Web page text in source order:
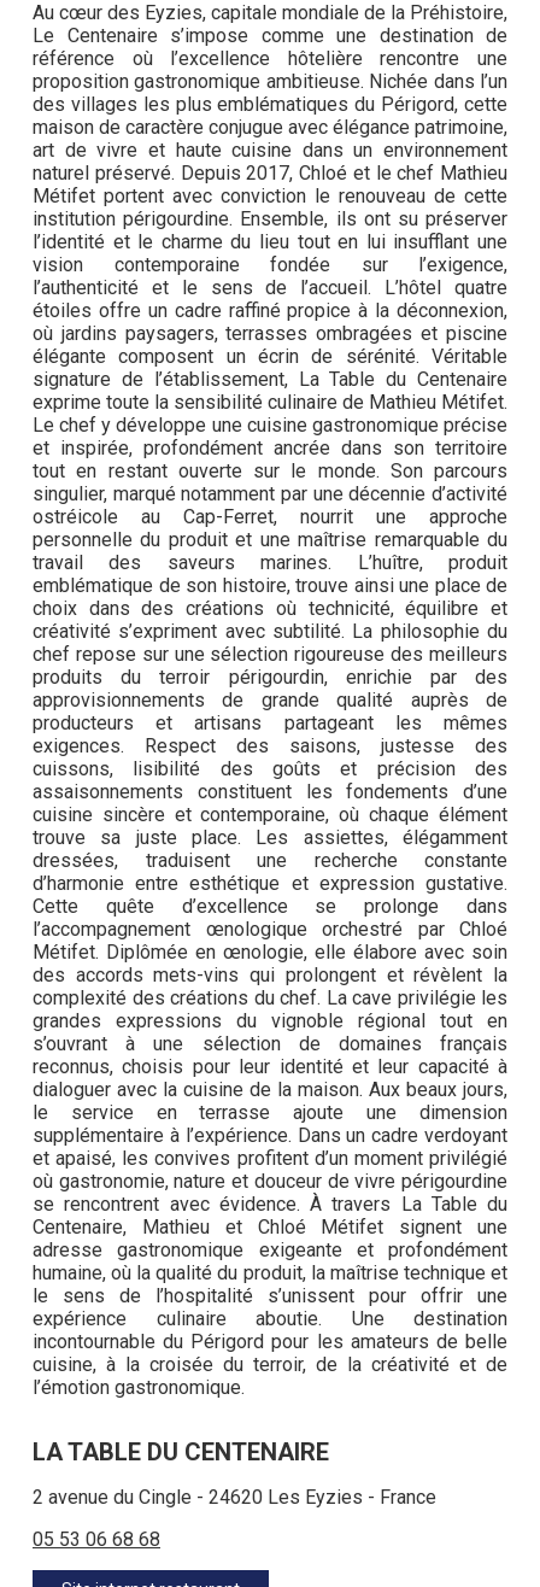
Au cœur des Eyzies, capitale mondiale de la Préhistoire,
Le Centenaire s’impose comme une destination de
référence où l’excellence hôtelière rencontre une
proposition gastronomique ambitieuse. Nichée dans l’un
des villages les plus emblématiques du Périgord, cette
maison de caractère conjugue avec élégance patrimoine,
art de vivre et haute cuisine dans un environnement
naturel préservé. Depuis 2017, Chloé et le chef Mathieu
Métifet portent avec conviction le renouveau de cette
institution périgourdine. Ensemble, ils ont su préserver
l’identité et le charme du lieu tout en lui insufflant une
vision contemporaine fondée sur l’exigence,
l’authenticité et le sens de l’accueil. L’hôtel quatre
étoiles offre un cadre raffiné propice à la déconnexion,
où jardins paysagers, terrasses ombragées et piscine
élégante composent un écrin de sérénité. Véritable
signature de l’établissement, La Table du Centenaire
exprime toute la sensibilité culinaire de Mathieu Métifet.
Le chef y développe une cuisine gastronomique précise
et inspirée, profondément ancrée dans son territoire
tout en restant ouverte sur le monde. Son parcours
singulier, marqué notamment par une décennie d’activité
ostréicole au Cap-Ferret, nourrit une approche
personnelle du produit et une maîtrise remarquable du
travail des saveurs marines. L’huître, produit
emblématique de son histoire, trouve ainsi une place de
choix dans des créations où technicité, équilibre et
créativité s’expriment avec subtilité. La philosophie du
chef repose sur une sélection rigoureuse des meilleurs
produits du terroir périgourdin, enrichie par des
approvisionnements de grande qualité auprès de
producteurs et artisans partageant les mêmes
exigences. Respect des saisons, justesse des
cuissons, lisibilité des goûts et précision des
assaisonnements constituent les fondements d’une
cuisine sincère et contemporaine, où chaque élément
trouve sa juste place. Les assiettes, élégamment
dressées, traduisent une recherche constante
d’harmonie entre esthétique et expression gustative.
Cette quête d’excellence se prolonge dans
l’accompagnement œnologique orchestré par Chloé
Métifet. Diplômée en œnologie, elle élabore avec soin
des accords mets-vins qui prolongent et révèlent la
complexité des créations du chef. La cave privilégie les
grandes expressions du vignoble régional tout en
s’ouvrant à une sélection de domaines français
reconnus, choisis pour leur identité et leur capacité à
dialoguer avec la cuisine de la maison. Aux beaux jours,
le service en terrasse ajoute une dimension
supplémentaire à l’expérience. Dans un cadre verdoyant
et apaisé, les convives profitent d’un moment privilégié
où gastronomie, nature et douceur de vivre périgourdine
se rencontrent avec évidence. À travers La Table du
Centenaire, Mathieu et Chloé Métifet signent une
adresse gastronomique exigeante et profondément
humaine, où la qualité du produit, la maîtrise technique et
le sens de l’hospitalité s’unissent pour offrir une
expérience culinaire aboutie. Une destination
incontournable du Périgord pour les amateurs de belle
cuisine, à la croisée du terroir, de la créativité et de
l’émotion gastronomique.
LA TABLE DU CENTENAIRE
2 avenue du Cingle - 24620 Les Eyzies - France
05 53 06 68 68